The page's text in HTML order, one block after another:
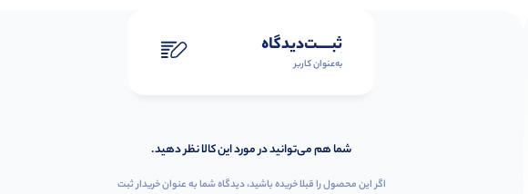
ثبـــــت‌دیدگاه
به‌عنوان کاربر
شما هم می‌توانید در مورد این کالا نظر دهید.
اگر این محصول را قبلا خریده باشید، دیدگاه شما به عنوان خریدار ثبت